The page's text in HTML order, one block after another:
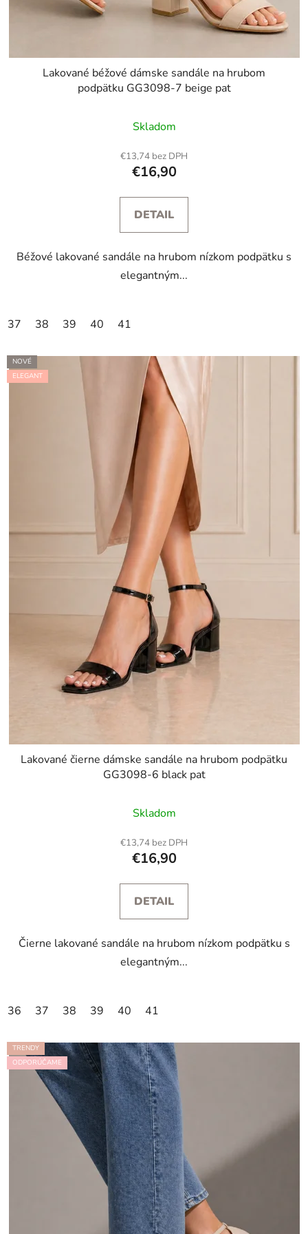
Lakované béžové dámske sandále na hrubom
podpätku GG3098-7 beige pat
Skladom
€13,74 bez DPH
€16,90
DETAIL
Béžové lakované sandále na hrubom nízkom podpätku s
elegantným...
37 38 39 40 41
NOVÉ
ELEGANT
Lakované čierne dámske sandále na hrubom podpätku
GG3098-6 black pat
Skladom
€13,74 bez DPH
€16,90
DETAIL
Čierne lakované sandále na hrubom nízkom podpätku s
elegantným...
36 37 38 39 40 41
TRENDY
ODPORÚČAME